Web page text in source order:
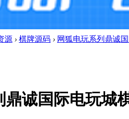
源 › 棋牌源码 › 网狐电玩系列鼎诚
鼎诚国际电玩城